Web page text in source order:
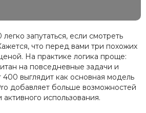
запутаться, если смотреть
что перед вами три похожих
На практике логика проще:
на повседневные задачи и
400 выглядит как основная модель
добавляет больше возможностей
использования.